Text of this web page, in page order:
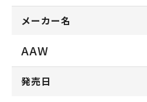
メーカー名
AAW
発売日